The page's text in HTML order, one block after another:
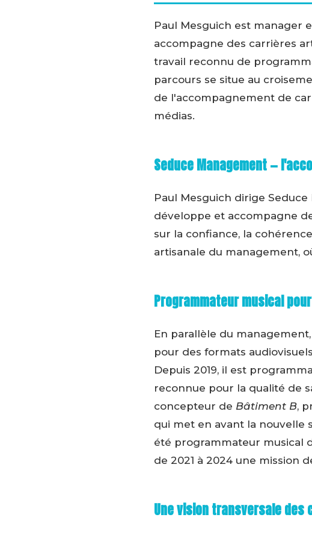
Paul Mesguich est manager
accompagne des carrières
travail reconnu de
parcours se situe au
de l'accompagnement de
médias.
Seduce Management —
Paul Mesguich dirige
développe et accompagne
sur la confiance, la
artisanale du management,
Programmateur musical
En parallèle du
pour des formats
Depuis 2019, il est
reconnue pour la qualité de
concepteur de Bâtiment B,
qui met en avant la nouvelle
été programmateur musical
de 2021 à 2024 une mission
Une vision transversale